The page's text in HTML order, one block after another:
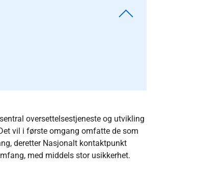
oversettelsestjeneste og utvikling
vil i første omgang omfatte de som
deretter Nasjonalt kontaktpunkt
med middels stor usikkerhet.